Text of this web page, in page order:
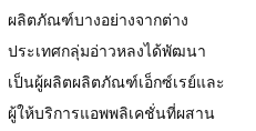
ผลิตภัณฑ์บางอย่างจากต่าง
ประเทศกลุ่มอ่าวหลงได้พัฒนา
เป็นผู้ผลิตผลิตภัณฑ์เอ็กซ์เรย์และ
ผู้ให้บริการแอพพลิเคชั่นที่ผสาน